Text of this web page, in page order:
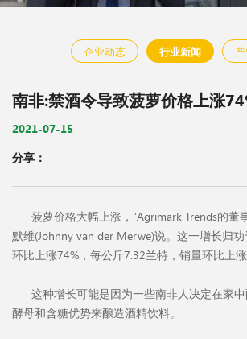
企业动态 行业新闻
南非:禁酒令导致菠萝价格上涨
2021-07-15
分享：
菠萝价格大幅上涨，”Agrimark Trends的董
默维(Johnny van der Merwe)说。这一增长归
环比上涨74%，每公斤7.32兰特，销量环比上涨
这种增长可能是因为一些南非人决定在家中
酵母和含糖优势来酿造酒精饮料。